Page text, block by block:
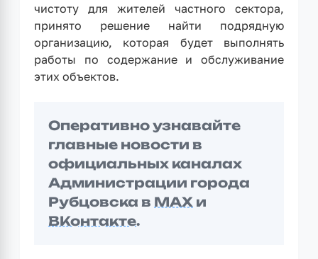
чистоту для жителей частного сектора,
принято решение найти подрядную
организацию, которая будет выполнять
работы по содержание и обслуживание
этих объектов.
Оперативно узнавайте
главные новости в
официальных каналах
Администрации города
Рубцовска в MAX и
ВКонтакте.